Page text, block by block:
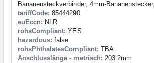
Bananensteckverbinder, 4mm-
tariffCode: 85444290
euEccn: NLR
rohsCompliant: YES
hazardous: false
rohsPhthalatesCompliant: TBA
Anschlusslänge - metrisch: 203.2mm